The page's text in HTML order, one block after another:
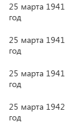
25 марта 1941
год
25 марта 1941
год
25 марта 1941
год
25 марта 1942
год